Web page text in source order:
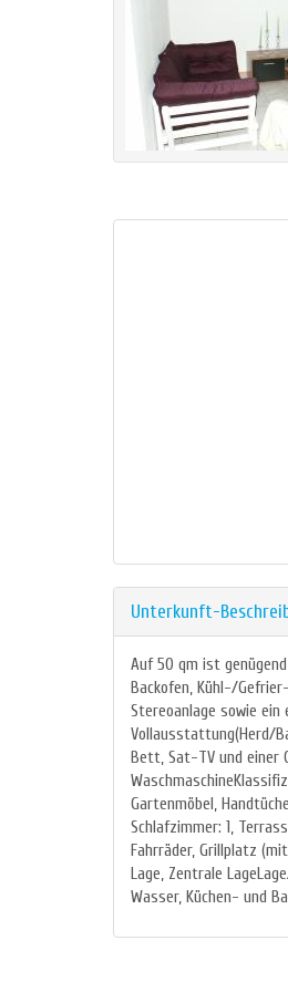
Unterkunft-
Auf 50 qm ist
Backofen, Kühl-/
Stereoanlage sowie ein
Vollausstattung(Herd/
Bett, Sat-TV und einer
Gartenmöbel,
Schlafzimmer: 1,
Fahrräder, Grillplatz
Lage, Zentrale
Wasser, Küchen- und